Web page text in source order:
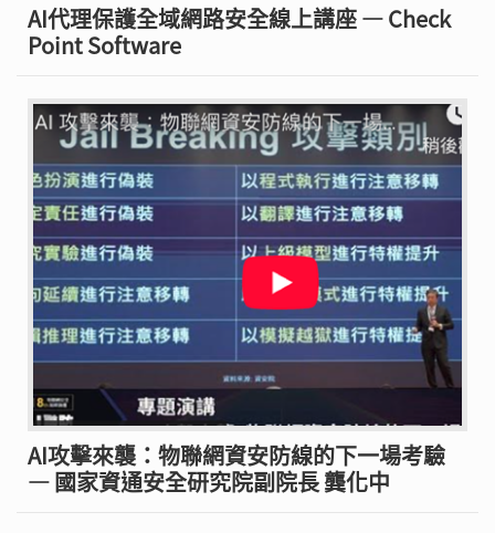
AI代理保護全域網路安全線上講座 — Check
Point Software
AI攻擊來襲：物聯網資安防線的下一場考驗
— 國家資通安全研究院副院長 龔化中